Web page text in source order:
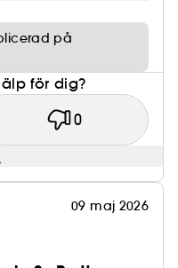
på
för dig?
0
09 maj 2026